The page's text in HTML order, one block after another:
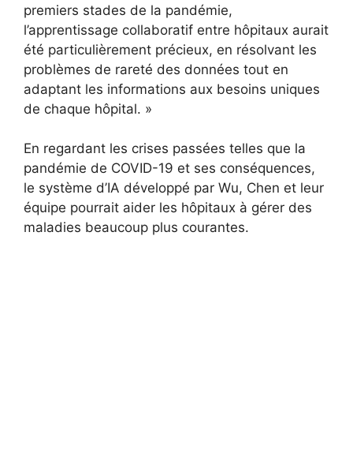
premiers stades de la pandémie,
l’apprentissage collaboratif entre hôpitaux aurait
été particulièrement précieux, en résolvant les
problèmes de rareté des données tout en
adaptant les informations aux besoins uniques
de chaque hôpital. »
En regardant les crises passées telles que la
pandémie de COVID-19 et ses conséquences,
le système d’IA développé par Wu, Chen et leur
équipe pourrait aider les hôpitaux à gérer des
maladies beaucoup plus courantes.